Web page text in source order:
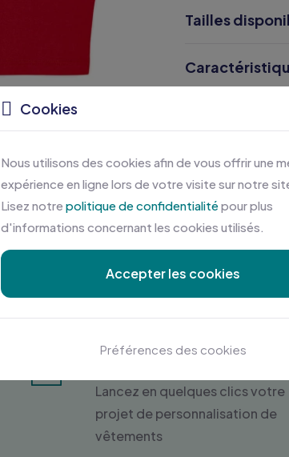
Tailles
Devis gratuit en ligne
Lancez en quelques clics votre
projet de personnalisation de
vêtements
Cookies
Nous utilisons des cookies afin de vous offrir une
expérience en ligne lors de votre visite sur notre
Lisez notre politique de confidentialitépour plus
d'informations concernant les cookies utilisés.
Accepter les cookies
Préférences des cookies